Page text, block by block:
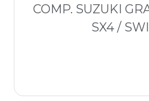
COMP. SUZUKI
SX4 /